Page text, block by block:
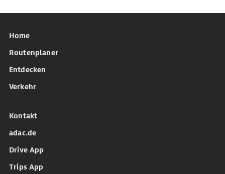
Home
Routenplaner
Entdecken
Verkehr
Kontakt
adac.de
Drive App
Trips App